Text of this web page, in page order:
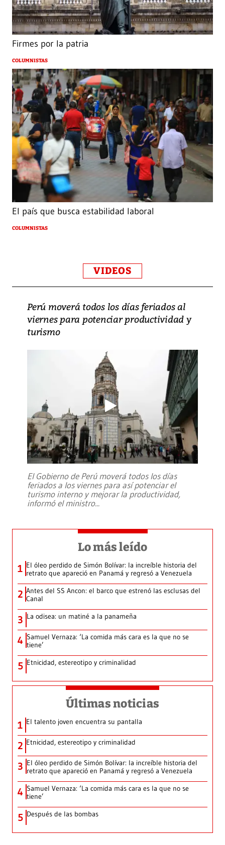
Firmes por la patria
COLUMNISTAS
El país que busca estabilidad laboral
COLUMNISTAS
VIDEOS
Perú moverá todos los días feriados al
viernes para potenciar productividad y
turismo
El Gobierno de Perú moverá todos los días
feriados a los viernes para así potenciar el
turismo interno y mejorar la productividad,
informó el ministro...
Lo más leído
1 El óleo perdido de Simón Bolívar: la increíble historia del
retrato que apareció en Panamá y regresó a Venezuela
2 Antes del SS Ancon: el barco que estrenó las esclusas del
Canal
3 La odisea: un matiné a la panameña
4 Samuel Vernaza: ‘La comida más cara es la que no se
tiene’
5 Etnicidad, estereotipo y criminalidad
Últimas noticias
1 El talento joven encuentra su pantalla​
2 Etnicidad, estereotipo y criminalidad
3 El óleo perdido de Simón Bolívar: la increíble historia del
retrato que apareció en Panamá y regresó a Venezuela
4 Samuel Vernaza: ‘La comida más cara es la que no se
tiene’
5 Después de las bombas